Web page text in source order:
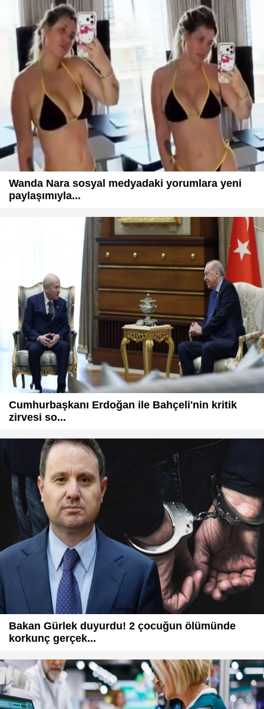
Wanda Nara sosyal medyadaki yorumlara yeni
paylaşımıyla...
Cumhurbaşkanı Erdoğan ile Bahçeli'nin kritik
zirvesi so...
Bakan Gürlek duyurdu! 2 çocuğun ölümünde
korkunç gerçek...